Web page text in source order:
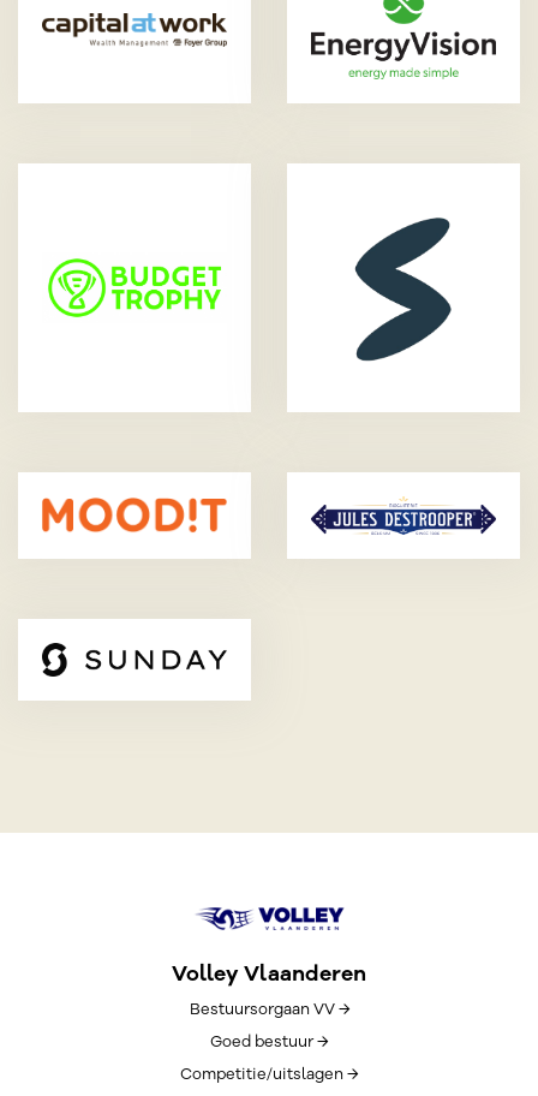
Volley Vlaanderen
Bestuursorgaan VV →
Goed bestuur →
Competitie/uitslagen →